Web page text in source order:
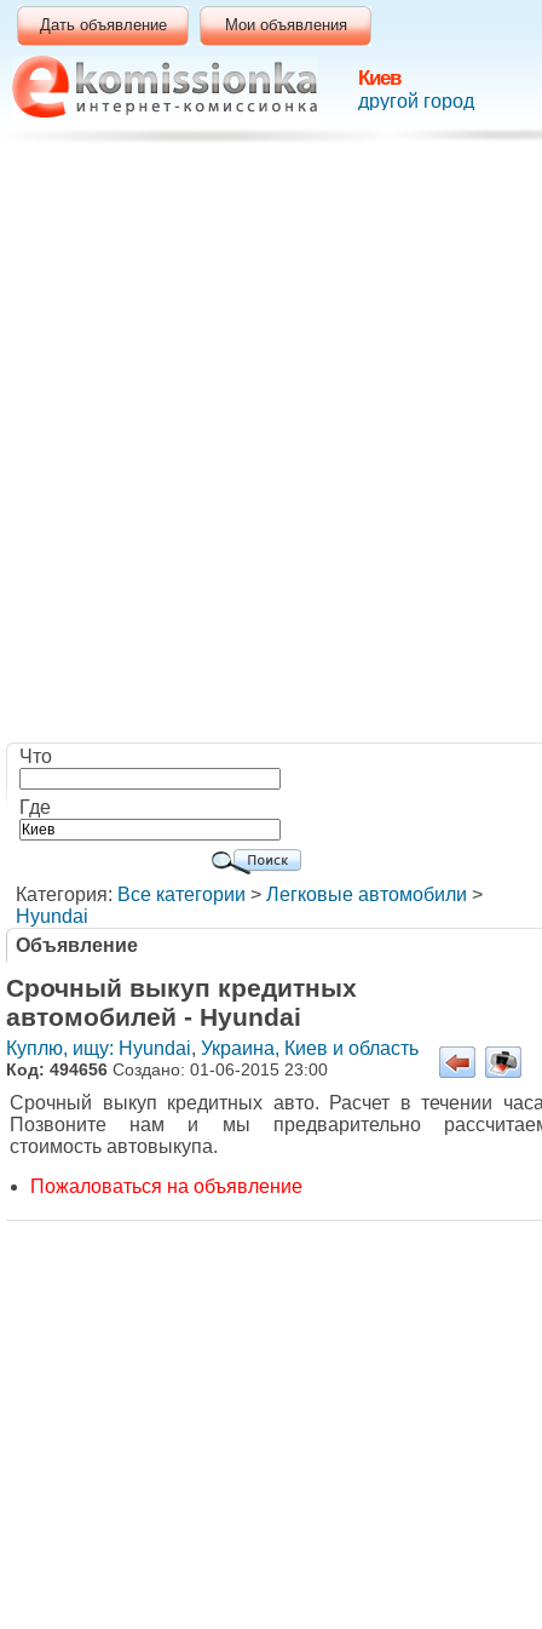
Киев
другой город
Дать объявление Мои объявления
Что
Где
Категория: Все категории > Легковые автомобили >
Hyundai
Объявление
Срочный выкуп кредитных
автомобилей - Hyundai
Куплю, ищу: Hyundai, Украина, Киев и область
Код: 494656 Создано: 01-06-2015 23:00
Срочный выкуп кредитных авто. Расчет в течении
Позвоните нам и мы предварительно
стоимость автовыкупа.
Пожаловаться на объявление